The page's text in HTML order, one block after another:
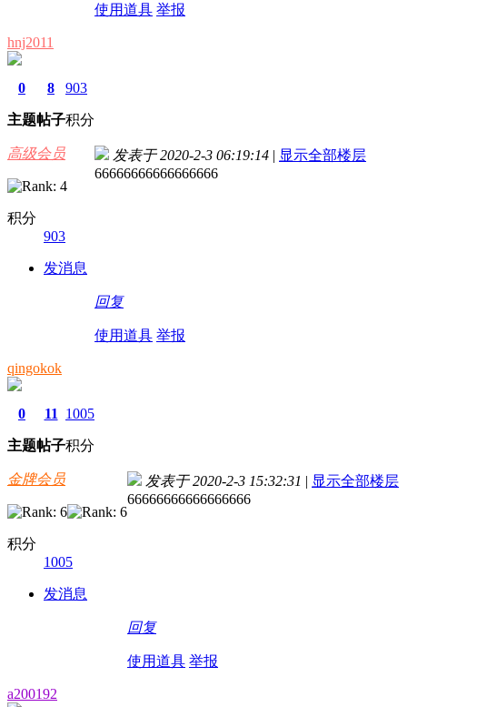
使用道具 举报
hnj2011
0
主题
8
帖子
903
积分
高级会员
积分
903
发消息
发表于 2020-2-3 06:19:14 | 显示全部楼层
66666666666666666
回复
使用道具 举报
qingokok
0
主题
11
帖子
1005
积分
金牌会员
积分
1005
发消息
发表于 2020-2-3 15:32:31 | 显示全部楼层
66666666666666666
回复
使用道具 举报
a200192